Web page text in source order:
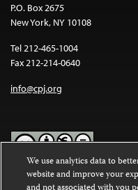
P.O. Box 2675
New York, NY 10108
Tel 212-465-1004
Fax 212-214-0640
info@cpj.org
Except where noted, text on
We use analytics data to
website and improve your